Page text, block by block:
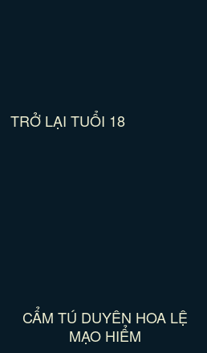
TRỞ LẠI TUỔI 18
CẨM TÚ DUYÊN HOA LỆ
MẠO HIỂM